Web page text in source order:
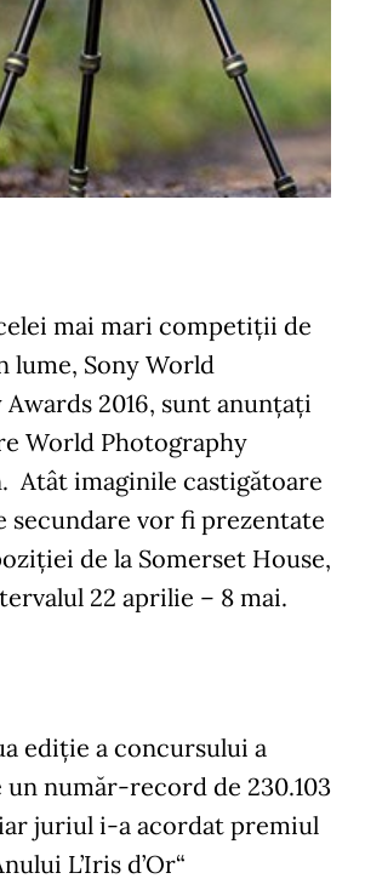
mai mari competiții de
lume, Sony World
2016, sunt anunțați
World Photography
Atât imaginile castigătoare
secundare vor fi prezentate
de la Somerset House,
22 aprilie – 8 mai.
ediție a concursului a
un număr-record de 230.103
juriul i-a acordat premiul
L’Iris d’Or“